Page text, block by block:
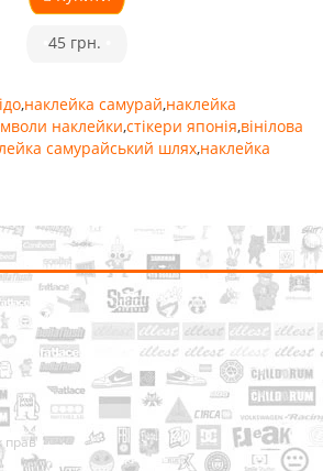
45 грн.
,наклейка самурай,наклейка
наклейки,стікери японія,вінілова
самурайський шлях,наклейка
прав